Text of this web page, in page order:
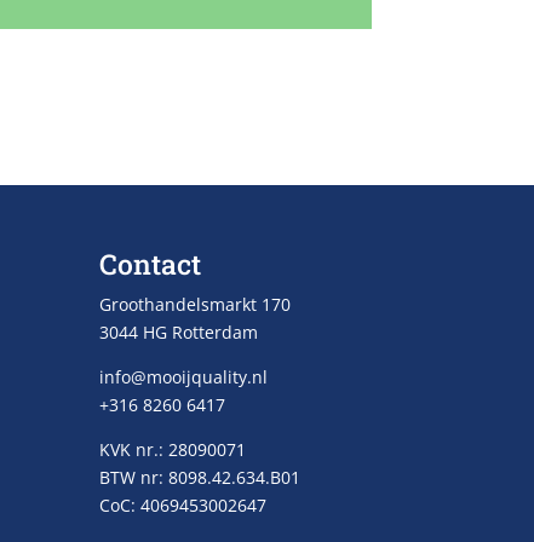
Contact
Groothandelsmarkt 170
3044 HG Rotterdam
info@mooijquality.nl
+316 8260 6417
KVK nr.: 28090071
BTW nr: 8098.42.634.B01
CoC: 4069453002647